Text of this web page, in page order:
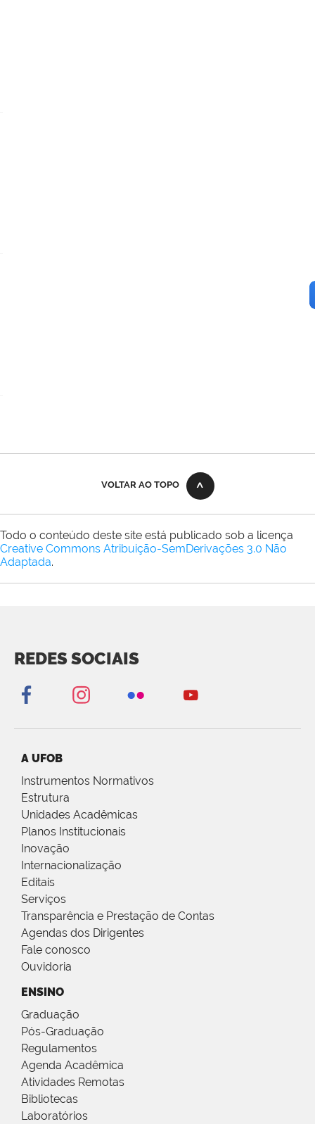
VOLTAR AO TOPO
Todo o conteúdo deste site está publicado sob a licença
Creative Commons Atribuição-SemDerivações 3.0 Não
Adaptada.
REDES SOCIAIS
A UFOB
Instrumentos Normativos
Estrutura
Unidades Acadêmicas
Planos Institucionais
Inovação
Internacionalização
Editais
Serviços
Transparência e Prestação de Contas
Agendas dos Dirigentes
Fale conosco
Ouvidoria
ENSINO
Graduação
Pós-Graduação
Regulamentos
Agenda Acadêmica
Atividades Remotas
Bibliotecas
Laboratórios